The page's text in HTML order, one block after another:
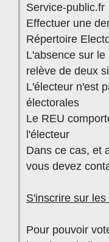
Service-public.fr
Effectuer une
Répertoire
L'absence sur
relève de deux
L'électeur n'est
électorales
Le REU
l'électeur
Dans ce cas, et
vous devez
S'inscrire sur
Pour pouvoir